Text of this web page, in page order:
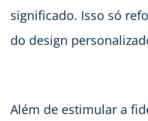
significado. Isso só
do design
Além de estimular a